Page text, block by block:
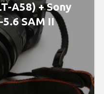
A58) + Sony
5.6 SAM II